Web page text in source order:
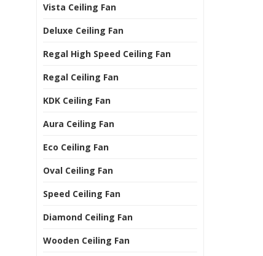
Vista Ceiling Fan
Deluxe Ceiling Fan
Regal High Speed Ceiling Fan
Regal Ceiling Fan
KDK Ceiling Fan
Aura Ceiling Fan
Eco Ceiling Fan
Oval Ceiling Fan
Speed Ceiling Fan
Diamond Ceiling Fan
Wooden Ceiling Fan